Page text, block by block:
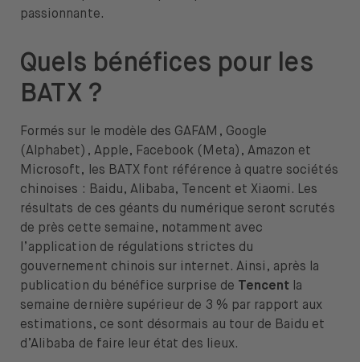
Support
FR
Ouvrir le menu de changement de langue
passionnante.
Quels bénéfices pour les
BATX ?
Formés sur le modèle des GAFAM, Google
(Alphabet), Apple, Facebook (Meta), Amazon et
Microsoft, les BATX font référence à quatre sociétés
chinoises : Baidu, Alibaba, Tencent et Xiaomi. Les
résultats de ces géants du numérique seront scrutés
de près cette semaine, notamment avec
l’application de régulations strictes du
gouvernement chinois sur internet. Ainsi, après la
publication du bénéfice surprise de Tencent la
semaine dernière supérieur de 3 % par rapport aux
estimations, ce sont désormais au tour de Baidu et
d’Alibaba de faire leur état des lieux.